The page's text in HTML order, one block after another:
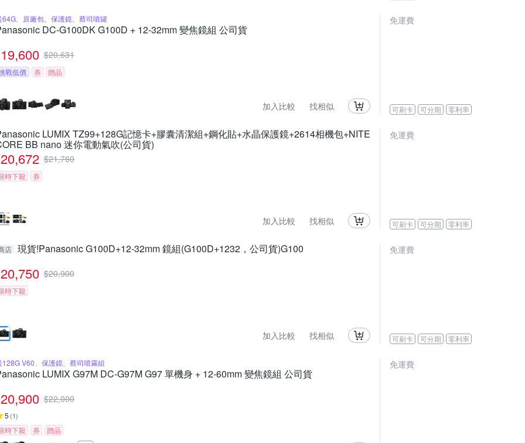
64G、原廠包、保護鏡、蔡司噴罐
DC-G100DK G100D + 12-32mm 變焦鏡組 公司貨
19,600 $20,631
戰低價 券 贈品
加入比較 找相似
免運費
可刷卡 可分期 零利率
LUMIX TZ99+128G記憶卡+膠囊清潔組+鋼化貼+水晶保護鏡+2614相機包+NITE
BB nano 迷你電動氣吹(公司貨)
20,672 $21,760
時下殺 券
加入比較 找相似
免運費
可刷卡 可分期 零利率
店 現貨!Panasonic G100D+12-32mm 鏡組(G100D+1232，公司貨)G100
20,750 $20,900
時下殺
加入比較 找相似
免運費
可刷卡 可分期 零利率
128G V60、保護鏡、蔡司噴霧組
LUMIX G97M DC-G97M G97 單機身 + 12-60mm 變焦鏡組 公司貨
20,900 $22,000
5 (1)
時下殺 券 贈品
免運費